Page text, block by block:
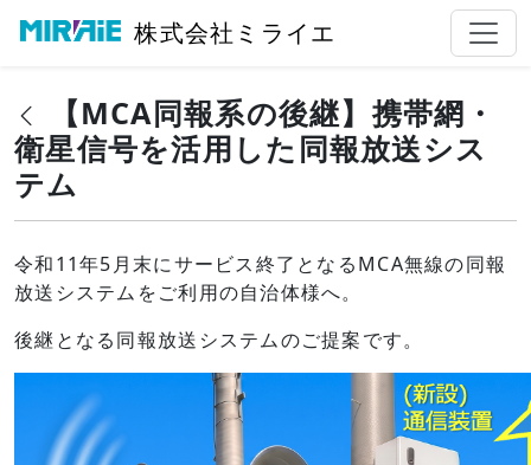
株式会社ミライエ
【MCA同報系の後継】携帯網・
衛星信号を活用した同報放送シス
テム
令和11年5月末にサービス終了となるMCA無線の同報
放送システムをご利用の自治体様へ。
後継となる同報放送システムのご提案です。